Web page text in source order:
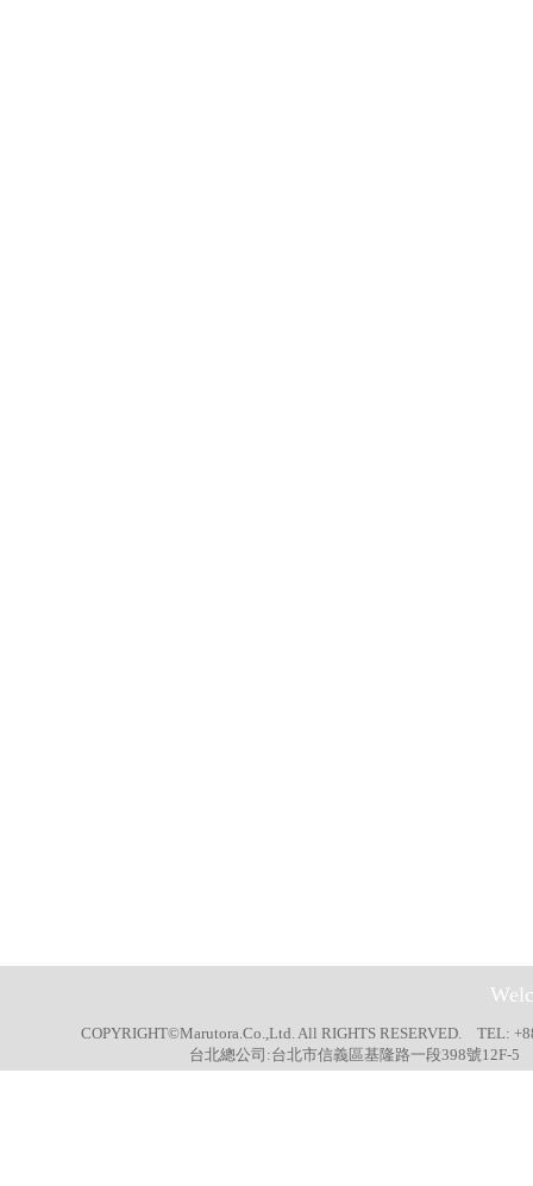
COPYRIGHT©Marutora.Co.,Ltd. All RIGHTS RESERVED. TEL:
台北總公司:台北市信義區基隆路一段398號